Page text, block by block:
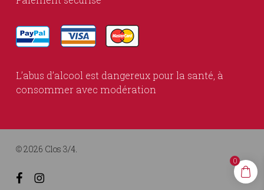
L’abus d’alcool est dangereux pour la santé, à
consommer avec modération
© 2026 Clos 3/4.
facebookinstagram
0